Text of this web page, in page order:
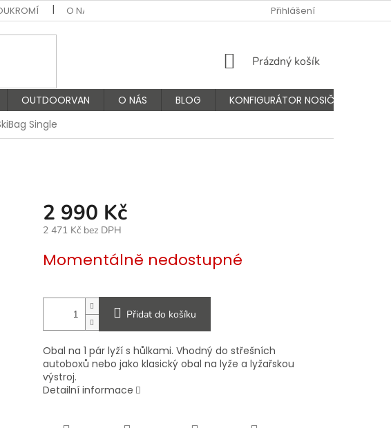
O NÁS VÝMĚNA A VRÁCENÍ ZBOŽÍ
Přihlášení
NÁKUPNÍ
Prázdný košík
OUTDOORVAN O NÁS BLOG
KONFIGURÁTOR NOSIČŮ
Single
2 990 Kč
2 471 Kč bez DPH
cena:
Momentálně nedostupné
Přidat do košíku
Obal na 1 pár lyží s hůlkami. Vhodný do střešních
autoboxů nebo jako klasický obal na lyže a lyžařskou
výstroj.
Detailní informace